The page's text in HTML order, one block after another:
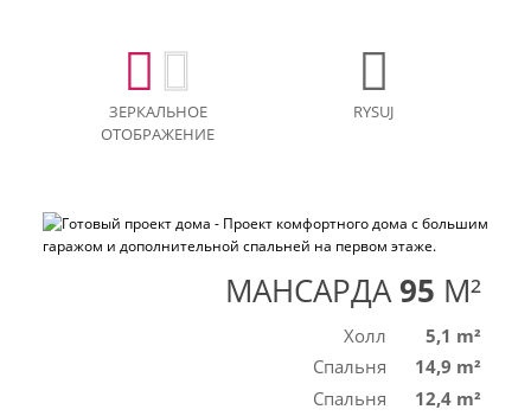
ЗЕРКАЛЬНОЕ
ОТОБРАЖЕНИЕ
RYSUJ
МАНСАРДА95 M²
Холл
5,1 m²
Спальня
14,9 m²
Спальня
12,4 m²